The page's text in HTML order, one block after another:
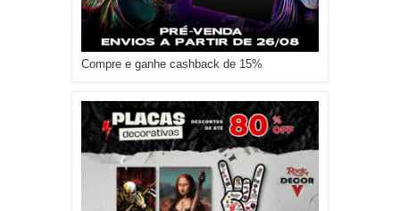
Compre e ganhe cashback de 15%